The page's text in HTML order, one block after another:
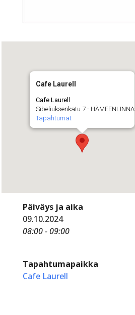
Cafe Laurell
Cafe Laurell
Sibeliuksenkatu 7 - HÄMEENLINNA
Tapahtumat
Päiväys ja aika
09.10.2024
08:00 - 09:00
Tapahtumapaikka
Cafe Laurell